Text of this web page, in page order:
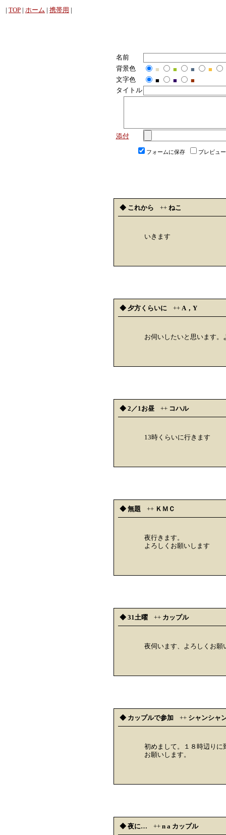
| TOP | ホーム | 携帯用 |
名前
背景色
■ ■ ■ ■
文字色
■ ■
■
タイトル
添付
フォームに保存 プレビュー
◆ これから ++ ねこ
いきます
◆ 夕方くらいに ++ A，Y
お伺いしたいと思います
◆ 2／1お昼 ++ コハル
13時くらいに行きます
◆ 無題 ++ ＫＭＣ
夜行きます。
よろしくお願いします
◆ 31土曜 ++ カップル
夜伺います、よろしくお願
◆ カップルで参加 ++ シャンシャ
初めまして。１８時辺りに
お願いします。
◆ 夜に… ++ n a カップル